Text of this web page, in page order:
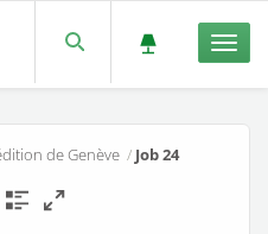
de Genève / Job 24